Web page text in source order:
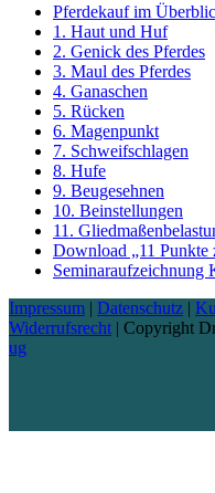
Pferdekauf im
1. Haut und Huf
2. Genick des Pferdes
3. Maul des Pferdes
4. Ganaschen
5. Rücken
6. Magenpunkt
7. Schweifschlagen
8. Hufe
9. Beugesehnen
10. Beinstellungen
11.
Download „11 Punkte
Seminaraufzeichnung
Impressum | Datenschutz |
Widerrufsrecht | Copyright
ug